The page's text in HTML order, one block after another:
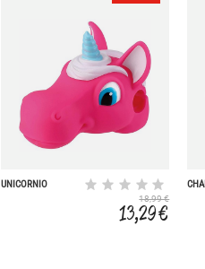
UNICORNIO
18,99 €
13,29 €